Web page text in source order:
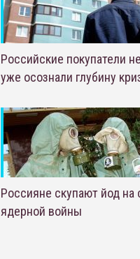
Российские покупатели
уже осознали глубину
Россияне скупают йод на
ядерной войны